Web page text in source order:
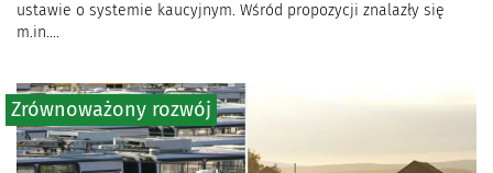
ustawie o systemie kaucyjnym. Wśród propozycji znalazły się
m.in....
Zrównoważony rozwój